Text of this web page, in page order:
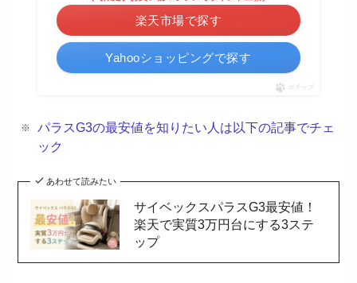
楽天市場で探す
Yahooショッピングで探す
ポチップ
パラスG3の最安値を知りたい人は以下の記事でチェ
ック
あわせて読みたい
サイベックスパラスG3最安値！
楽天で実質3万円台にする3ステ
ップ